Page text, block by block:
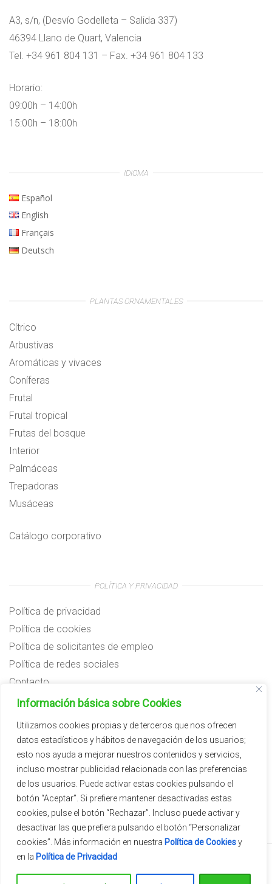
Información básica sobre Cookies
Utilizamos cookies propias y de terceros que nos ofrecen
datos estadísticos y hábitos de navegación de los usuarios;
esto nos ayuda a mejorar nuestros contenidos y servicios,
incluso mostrar publicidad relacionada con las preferencias
de los usuarios. Puede activar estas cookies pulsando el
botón “Aceptar”. Si prefiere mantener desactivadas estas
cookies, pulse el botón “Rechazar”. Incluso puede activar y
desactivar las que prefiera pulsando el botón “Personalizar
cookies”. Más información en nuestra Política de Cookiesy
en la Política de Privacidad
A3, s/n, (Desvío Godelleta – Salida 337)
46394 Llano de Quart, Valencia
Tel. +34 961 804 131 – Fax. +34 961 804 133
Horario:
09:00h – 14:00h
15:00h – 18:00h
IDIOMA
Español
English
Français
Deutsch
PLANTAS ORNAMENTALES
Cítrico
Arbustivas
Aromáticas y vivaces
Coníferas
Frutal
Frutal tropical
Frutas del bosque
Interior
Palmáceas
Trepadoras
Musáceas
Catálogo corporativo
POLÍTICA Y PRIVACIDAD
Política de privacidad
Política de cookies
Política de solicitantes de empleo
Política de redes sociales
Contacto
Preguntas frecuentes
Subvenciones